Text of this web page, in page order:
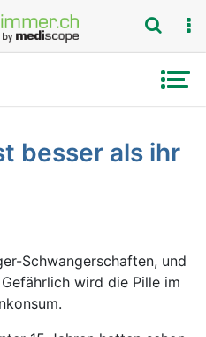
besser als ihr
Schwangerschaften, und
wird die Pille im